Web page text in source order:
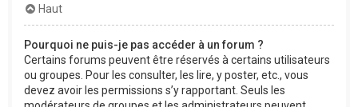
Haut
Pourquoi ne puis-je pas accéder à un forum ?
Certains forums peuvent être réservés à certains utilisateurs
ou groupes. Pour les consulter, les lire, y poster, etc., vous
devez avoir les permissions s’y rapportant. Seuls les